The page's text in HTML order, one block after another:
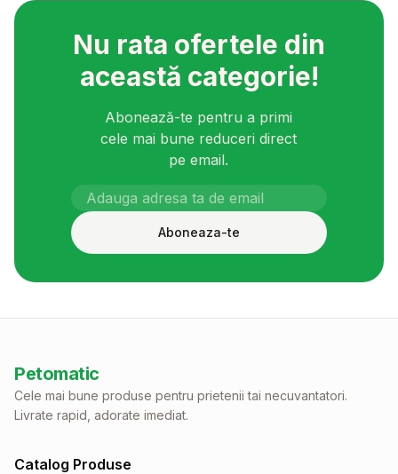
Nu rata ofertele din
această categorie!
Abonează-te pentru a primi
cele mai bune reduceri direct
pe email.
Aboneaza-te
Petomatic
Cele mai bune produse pentru prietenii tai necuvantatori.
Livrate rapid, adorate imediat.
Catalog Produse